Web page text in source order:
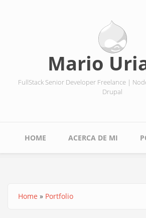
Mario
FullStack Senior Developer Freelance |
Drupal
Main
HOME ACERCA DE MI
Home Portfolio